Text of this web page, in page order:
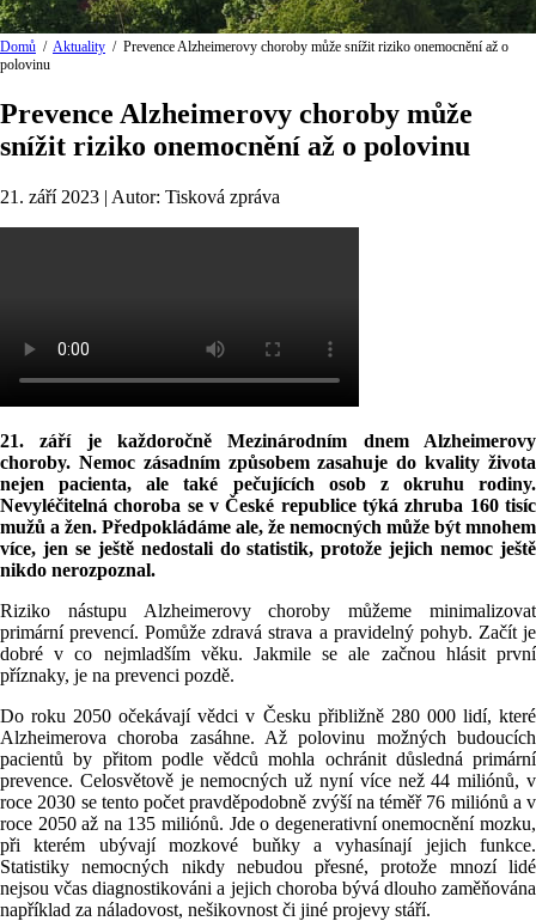
Domů / Aktuality / Prevence Alzheimerovy choroby může snížit riziko onemocnění až o
polovinu
Prevence Alzheimerovy choroby může
snížit riziko onemocnění až o polovinu
21. září 2023 | Autor: Tisková zpráva
21. září je každoročně Mezinárodním dnem Alzheimerovy
choroby. Nemoc zásadním způsobem zasahuje do kvality života
nejen pacienta, ale také pečujících osob z okruhu rodiny.
Nevyléčitelná choroba se v České republice týká zhruba 160 tisíc
mužů a žen. Předpokládáme ale, že nemocných může být mnohem
více, jen se ještě nedostali do statistik, protože jejich nemoc ještě
nikdo nerozpoznal.
Riziko nástupu Alzheimerovy choroby můžeme minimalizovat
primární prevencí. Pomůže zdravá strava a pravidelný pohyb. Začít je
dobré v co nejmladším věku. Jakmile se ale začnou hlásit první
příznaky, je na prevenci pozdě.
Do roku 2050 očekávají vědci v Česku přibližně 280 000 lidí, které
Alzheimerova choroba zasáhne. Až polovinu možných budoucích
pacientů by přitom podle vědců mohla ochránit důsledná primární
prevence. Celosvětově je nemocných už nyní více než 44 miliónů, v
roce 2030 se tento počet pravděpodobně zvýší na téměř 76 miliónů a v
roce 2050 až na 135 miliónů. Jde o degenerativní onemocnění mozku,
při kterém ubývají mozkové buňky a vyhasínají jejich funkce.
Statistiky nemocných nikdy nebudou přesné, protože mnozí lidé
nejsou včas diagnostikováni a jejich choroba bývá dlouho zaměňována
například za náladovost, nešikovnost či jiné projevy stáří.